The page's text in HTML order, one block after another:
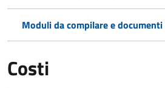
Moduli da compilare e
Costi